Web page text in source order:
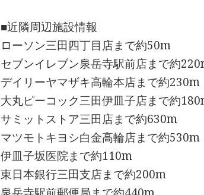
■近隣周辺施設情報
ローソン三田四丁目店まで約50m
セブンイレブン泉岳寺駅前店まで約
デイリーヤマザキ高輪本店まで約230m
大丸ピーコック三田伊皿子店まで約
サミットストア三田店まで約630m
マツモトキヨシ白金高輪店まで約530m
伊皿子坂医院まで約110m
東日本銀行三田支店まで約200m